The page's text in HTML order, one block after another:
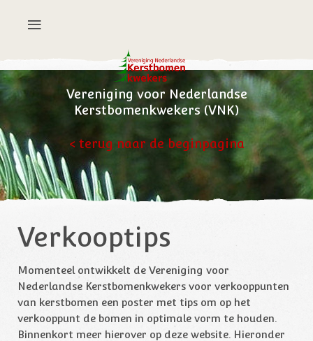
Vereniging voor Nederlandse
Kerstbomenkwekers (VNK)
< terug naar de beginpagina
Verkooptips
Momenteel ontwikkelt de Vereniging voor
Nederlandse Kerstbomenkwekers voor verkooppunten
van kerstbomen een poster met tips om op het
verkooppunt de bomen in optimale vorm te houden.
Binnenkort meer hierover op deze website. Hieronder